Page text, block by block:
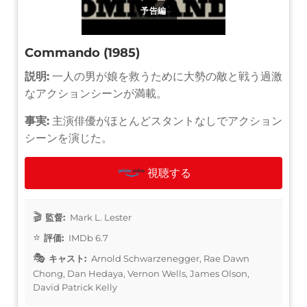
予告編
Commando (1985)
説明: 一人の男が娘を救うために大勢の敵と戦う過激
なアクションシーンが満載。
事実: 主演俳優がほとんどスタントなしでアクション
シーンを演じた。
視聴する
監督: Mark L. Lester
評価: IMDb 6.7
キャスト: Arnold Schwarzenegger, Rae Dawn
Chong, Dan Hedaya, Vernon Wells, James Olson,
David Patrick Kelly